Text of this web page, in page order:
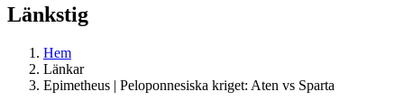
Länkstig
Hem
Länkar
Epimetheus | Peloponnesiska kriget: Aten vs Sparta